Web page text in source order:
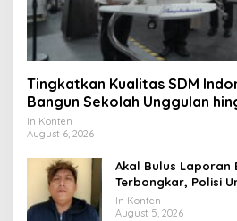
Tingkatkan Kualitas SDM
Bangun Sekolah Unggulan
Universitas Terbaik Dunia
In Konten
August 6, 2026
Akal Bulus Laporan
Terbongkar, Polisi
Uang Perusahaan
In Konten
August 5, 2026